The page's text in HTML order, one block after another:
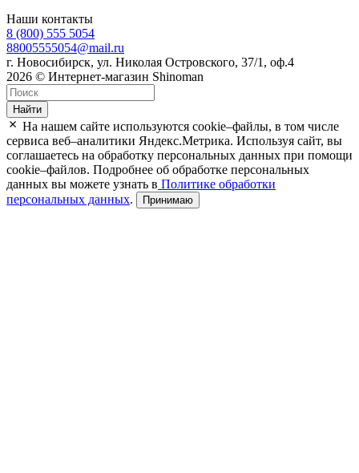
Наши контакты
8 (800) 555 5054
88005555054@mail.ru
г. Новосибирск, ул. Николая Островского, 37/1, оф.4
2026 © Интернет-магазин Shinoman
Найти
На нашем сайте используются cookie–файлы, в том числе
сервиса веб–аналитики Яндекс.Метрика. Используя сайт, вы
соглашаетесь на обработку персональных данных при помощи
cookie–файлов. Подробнее об обработке персональных
данных вы можете узнать в Политике обработки
персональных данных. Принимаю